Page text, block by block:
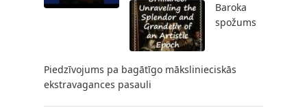
Baroka
spožums
Piedzīvojums pa bagātīgo mākslinieciskās
ekstravagances pasauli